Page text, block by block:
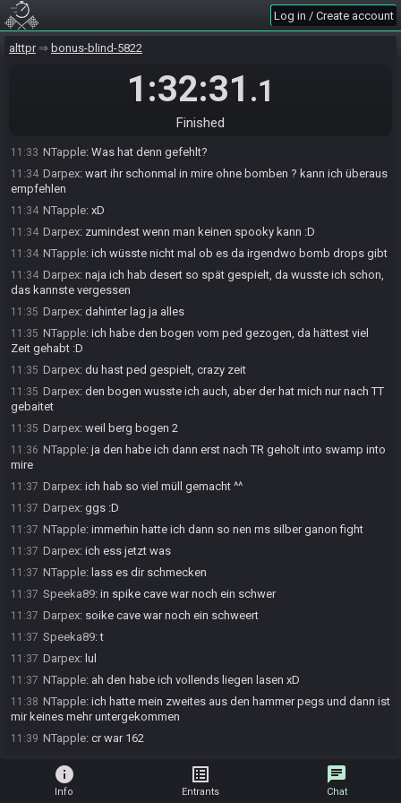
Log in / Create account
alttpr bonus-blind-5822
1:32:31 .1
Finished
11:33 in 2nd place with a time of 1:32:27!
11:33 Darpex#5779 hasforfeited
danke :D
11:33 NTapple: Was hat denn gefehlt?
11:34 Darpex: wart ihr schonmal in mire ohne bomben ? kann ich überaus
empfehlen
11:34 NTapple: xD
11:34 Darpex: zumindest wenn man keinen spooky kann :D
11:34 NTapple: ich wüsste nicht mal ob es da irgendwo bomb drops gibt
11:34 Darpex: naja ich hab desert so spät gespielt, da wusste ich schon,
das kannste vergessen
11:35 Darpex: dahinter lag ja alles
11:35 NTapple: ich habe den bogen vom ped gezogen, da hättest viel
Zeit gehabt :D
11:35 Darpex: du hast ped gespielt, crazy zeit
11:35 Darpex: den bogen wusste ich auch, aber der hat mich nur nach TT
gebaitet
11:35 Darpex: weil berg bogen 2
11:36 NTapple: ja den habe ich dann erst nach TR geholt into swamp into
mire
11:37 Darpex: ich hab so viel müll gemacht ^^
11:37 Darpex: ggs :D
11:37 NTapple: immerhin hatte ich dann so nen ms silber ganon fight
11:37 Darpex: ich ess jetzt was
11:37 NTapple: lass es dir schmecken
11:37 Speeka89: in spike cave war noch ein schwer
11:37 Darpex: soike cave war noch ein schweert
11:37 Speeka89:t
11:37 Darpex: lul
11:37 NTapple: ah den habe ich vollends liegen lasen xD
11:38 NTapple: ich hatte mein zweites aus den hammer pegs und dann ist
mir keines mehr untergekommen
11:39 NTapple: cr war 162
info
Info
list_alt
Entrants
chat
Chat